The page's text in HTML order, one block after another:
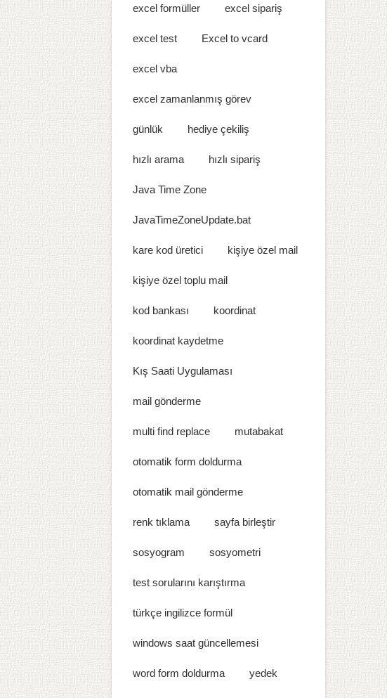
excel formüller excel sipariş
excel test Excel to vcard
excel vba
excel zamanlanmış görev
günlük hediye çekiliş
hızlı arama hızlı sipariş
Java Time Zone
JavaTimeZoneUpdate.bat
kare kod üretici kişiye özel mail
kişiye özel toplu mail
kod bankası koordinat
koordinat kaydetme
Kış Saati Uygulaması
mail gönderme
multi find replace mutabakat
otomatik form doldurma
otomatik mail gönderme
renk tıklama sayfa birleştir
sosyogram sosyometri
test sorularını karıştırma
türkçe ingilizce formül
windows saat güncellemesi
word form doldurma yedek